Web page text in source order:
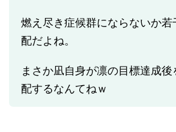
燃え尽き症候群にならないか若
配だよね。
まさか凪自身が凛の目標達成後
配するなんてねｗ